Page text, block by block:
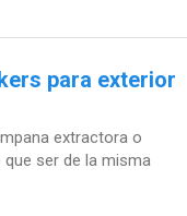
para exterior
extractora o
ser de la misma